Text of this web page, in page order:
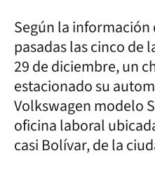
Según la
pasadas las cinco de
29 de diciembre, un
estacionado su
Volkswagen modelo
oficina laboral
casi Bolívar, de la